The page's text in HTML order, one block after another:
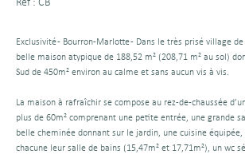
Réf : CB
Exclusivité - Bourron-Marlotte - Dans le très prisé village
belle maison atypique de 188,52 m² (208,71 m² au sol)
Sud de 450m² environ au calme et sans aucun vis à vis.
La maison à rafraîchir se compose au rez-de-chaussée
plus de 60m² comprenant une petite entrée, une grande
belle cheminée donnant sur le jardin, une cuisine équipée,
chacune leur salle de bains (15,47m² et 17,71m²), un wc